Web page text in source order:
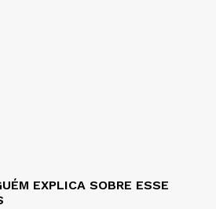
EXPLICA SOBRE ESSE